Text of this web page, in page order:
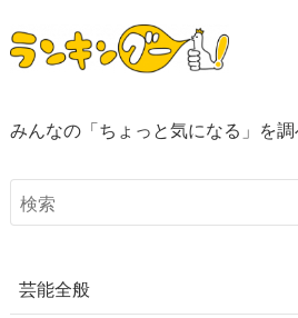
みんなの「ちょっと気になる」を
芸能全般